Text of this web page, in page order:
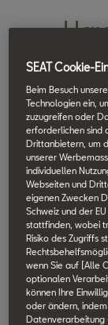
und
●
●
der
Ihres
So
SEAT Cookie-
Beim Besuch
Technologien ein,
zuzugreifen oder
erforderlichen sind
Drittanbietern, um
unserer
individuellen
Webseiten und
eigenen Zwecken
Schweiz und der
stattfinden, wobei
Risiko des Zugriffs
wenn Sie auf [Alle
optionalen
können Ihre
oder ändern,
Datenverarbeitung